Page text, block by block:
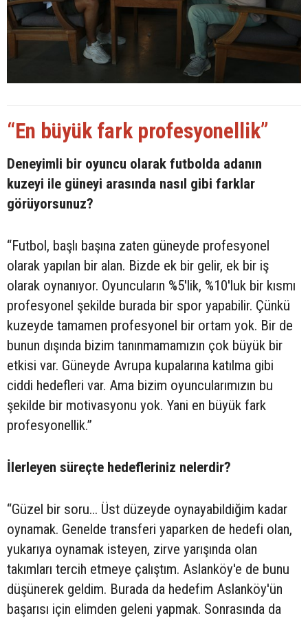
“En büyük fark profesyonellik”
Deneyimli bir oyuncu olarak futbolda adanın
kuzeyi ile güneyi arasında nasıl gibi farklar
görüyorsunuz?
“Futbol, başlı başına zaten güneyde profesyonel
olarak yapılan bir alan. Bizde ek bir gelir, ek bir iş
olarak oynanıyor. Oyuncuların %5'lik, %10'luk bir kısmı
profesyonel şekilde burada bir spor yapabilir. Çünkü
kuzeyde tamamen profesyonel bir ortam yok. Bir de
bunun dışında bizim tanınmamamızın çok büyük bir
etkisi var. Güneyde Avrupa kupalarına katılma gibi
ciddi hedefleri var. Ama bizim oyuncularımızın bu
şekilde bir motivasyonu yok. Yani en büyük fark
profesyonellik.”
İlerleyen süreçte hedefleriniz nelerdir?
“Güzel bir soru... Üst düzeyde oynayabildiğim kadar
oynamak. Genelde transferi yaparken de hedefi olan,
yukarıya oynamak isteyen, zirve yarışında olan
takımları tercih etmeye çalıştım. Aslanköy'e de bunu
düşünerek geldim. Burada da hedefim Aslanköy'ün
başarısı için elimden geleni yapmak. Sonrasında da